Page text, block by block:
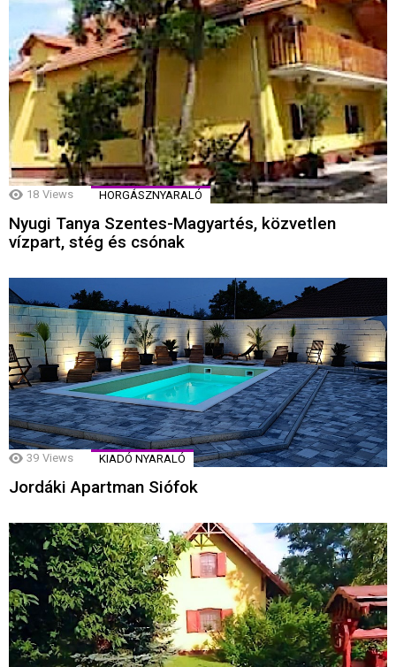
18 Views HORGÁSZNYARALÓ
Nyugi Tanya Szentes-Magyartés, közvetlen
vízpart, stég és csónak
39 Views KIADÓ NYARALÓ
Jordáki Apartman Siófok